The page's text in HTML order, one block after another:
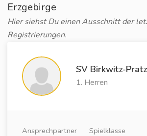
Erzgebirge
Hier siehst Du einen Ausschnitt der
Registrierungen.
SV Birkwitz-
1. Herren
Ansprechpartner
Spielklasse